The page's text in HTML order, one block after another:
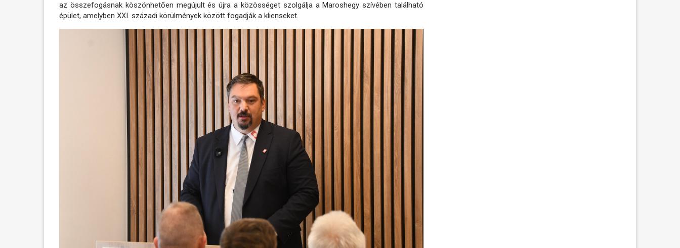
az összefogásnak köszönhetően megújult és újra a közösséget szolgálja a Maroshegy szívében található
épület, amelyben XXI. századi körülmények között fogadják a klienseket.